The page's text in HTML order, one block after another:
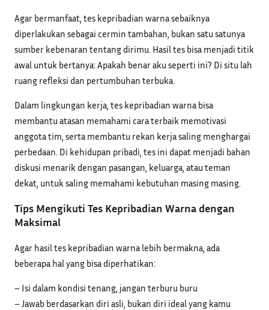
Agar bermanfaat, tes kepribadian warna sebaiknya
diperlakukan sebagai cermin tambahan, bukan satu satunya
sumber kebenaran tentang dirimu. Hasil tes bisa menjadi titik
awal untuk bertanya: Apakah benar aku seperti ini? Di situ lah
ruang refleksi dan pertumbuhan terbuka.
Dalam lingkungan kerja, tes kepribadian warna bisa
membantu atasan memahami cara terbaik memotivasi
anggota tim, serta membantu rekan kerja saling menghargai
perbedaan. Di kehidupan pribadi, tes ini dapat menjadi bahan
diskusi menarik dengan pasangan, keluarga, atau teman
dekat, untuk saling memahami kebutuhan masing masing.
Tips Mengikuti Tes Kepribadian Warna dengan
Maksimal
Agar hasil tes kepribadian warna lebih bermakna, ada
beberapa hal yang bisa diperhatikan:
– Isi dalam kondisi tenang, jangan terburu buru
– Jawab berdasarkan diri asli, bukan diri ideal yang kamu